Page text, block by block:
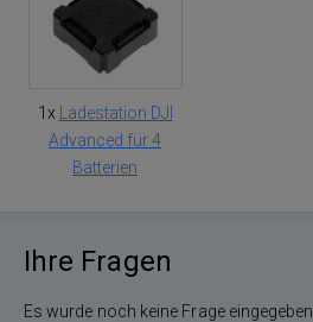
1x
Ladestation DJI
Advanced für 4
Batterien
Ihre Fragen
Es wurde noch keine Frage eingegeben.